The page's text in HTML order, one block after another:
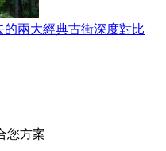
兩大經典古街深度對比
您方案